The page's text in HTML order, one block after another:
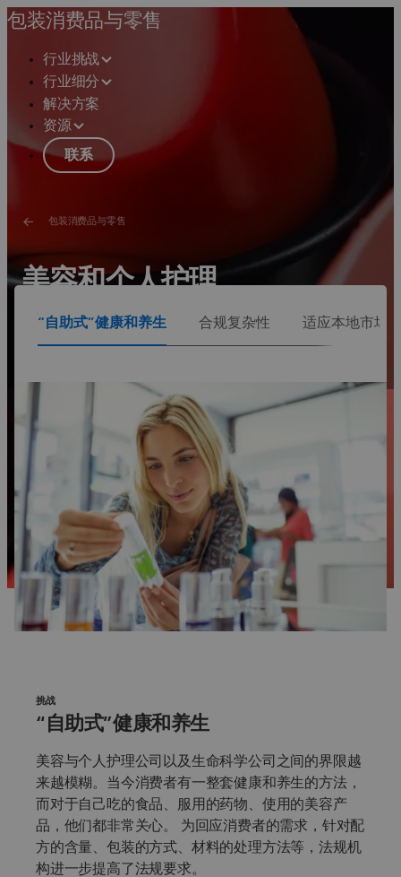
包装消费品与零售
行业挑战
行业细分
解决方案
资源
联系
包装消费品与零售
美容和个人护理
通过缩短开发时间来推动有机增长，同时管理全球法规复
杂性
“自助式”健康和养生 合规复杂性 适应本地市场
“自助式”健康和养生
挑战
美容与个人护理公司以及生命科学公司之间的界限越
来越模糊。当今消费者有一整套健康和养生的方法，
而对于自己吃的食品、服用的药物、使用的美容产
品，他们都非常关心。 为回应消费者的需求，针对配
方的含量、包装的方式、材料的处理方法等，法规机
构进一步提高了法规要求。